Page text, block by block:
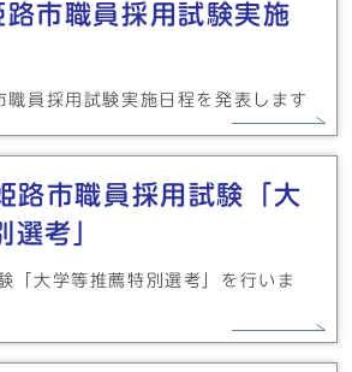
市職員採用試験実施
員採用試験実施日程を発表します
路市職員採用試験「大
選考」
「大学等推薦特別選考」を行いま